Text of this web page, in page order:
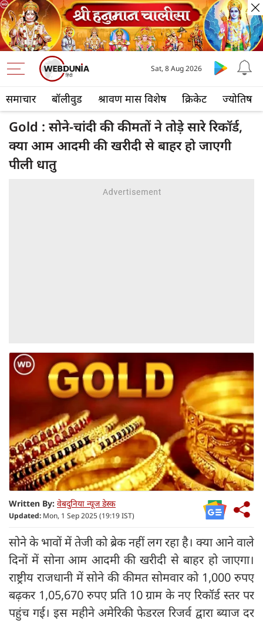
समाचार बॉलीवुड श्रावण मास विशेष क्रिकेट ज्योतिष
Sat, 8 Aug 2026
Gold : सोने-चांदी की कीमतों ने तोड़े सारे रिकॉर्ड,
क्या आम आदमी की खरीदी से बाहर हो जाएगी
पीली धातु
Written By: वेबदुनिया न्यूज डेस्क
Updated: Mon, 1 Sep 2025 (19:19 IST)
सोने के भावों में तेजी को ब्रेक नहीं लग रहा है। क्या आने वाले
दिनों में सोना आम आदमी की खरीदी से बाहर हो जाएगा।
राष्ट्रीय राजधानी में सोने की कीमत सोमवार को 1,000 रुपए
बढ़कर 1,05,670 रुपए प्रति 10 ग्राम के नए रिकॉर्ड स्तर पर
पहुंच गई। इस महीने अमेरिकी फेडरल रिजर्व द्वारा ब्याज दर